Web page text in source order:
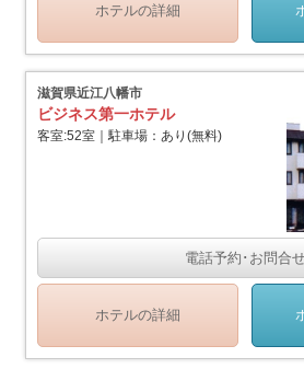
ホテルの詳細
滋賀県近江八幡市
ビジネス第一ホテル
客室:52室｜駐車場：あり(無料)
電話予約･お問合
ホテルの詳細